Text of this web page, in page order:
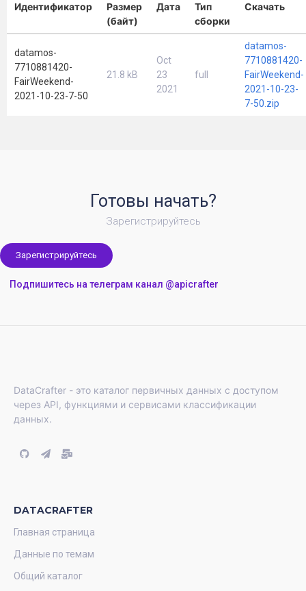
Идентификатор
Размер
(байт)
Дата
Тип
сборки
Скачать
datamos-
7710881420-
FairWeekend-
2021-10-23-7-50
21.8 kB
Oct
23
2021
full
datamos-
7710881420-
FairWeekend-
2021-10-23-
7-50.zip
Готовы начать?
Зарегистрируйтесь
Зарегистрируйтесь
Подпишитесь на телеграм канал @apicrafter
DataCrafter - это каталог первичных данных с доступом
через API, функциями и сервисами классификации
данных.
DATACRAFTER
Главная страница
Данные по темам
Общий каталог